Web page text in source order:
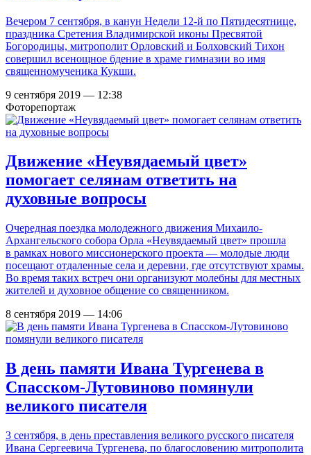
Вечером 7 сентября, в канун Недели 12-й по Пятидесятнице,
праздника Сретения Владимирской иконы Пресвятой
Богородицы, митрополит Орловский и Болховский Тихон
совершил всенощное бдение в храме гимназии во имя
священномученика Кукши.
9 сентября 2019 — 12:38
Фоторепортаж
Движение «Неувядаемый цвет»
помогает селянам ответить на
духовные вопросы
Очередная поездка молодежного движения Михаило-
Архангельского собора Орла «Неувядаемый цвет» прошла
в рамках нового миссионерского проекта — молодые люди
посещают отдаленные села и деревни, где отсутствуют храмы.
Во время таких встреч они организуют молебны для местных
жителей и духовное общение со священником.
8 сентября 2019 — 14:06
В день памяти Ивана Тургенева в
Спасском-Лутовиново помянули
великого писателя
3 сентября, в день преставления великого русского писателя
Ивана Сергеевича Тургенева, по благословению митрополита